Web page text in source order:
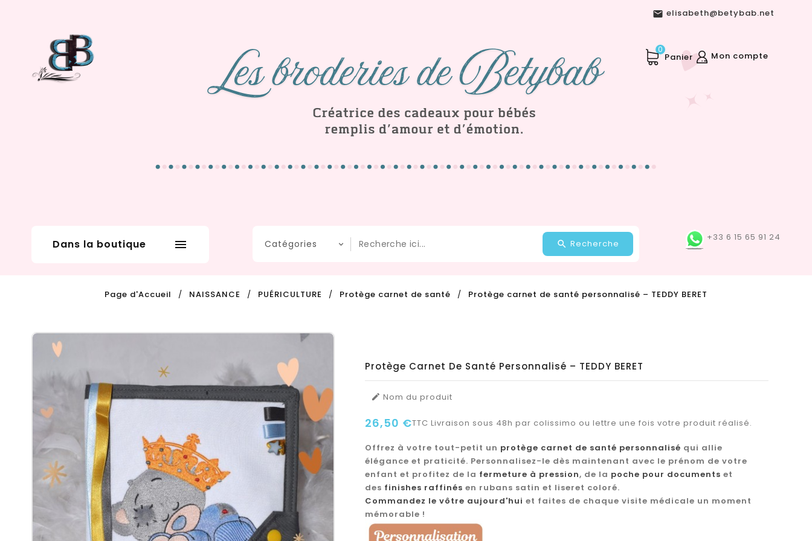
 elisabeth@betybab.net
Mon compte
Panier
0
+33 6 15 65 91 24
Recherche
Dans la boutique 
Page d'Accueil NAISSANCE PUÉRICULTURE Protège carnet de santé Protège carnet de santé personnalisé – TEDDY BERET
Protège Carnet De Santé Personnalisé – TEDDY BERET
 Nom du produit
26,50 €TTC Livraison sous 48h par colissimo ou lettre une fois votre produit réalisé.
Offrez à votre tout-petit un protège carnet de santé personnalisé qui allie
élégance et praticité. Personnalisez-le dès maintenant avec le prénom de votre
enfant et profitez de la fermeture à pression, de la poche pour documents et
des finishes raffinés en rubans satin et liseret coloré.
Commandez le vôtre aujourd'hui et faites de chaque visite médicale un moment
mémorable !